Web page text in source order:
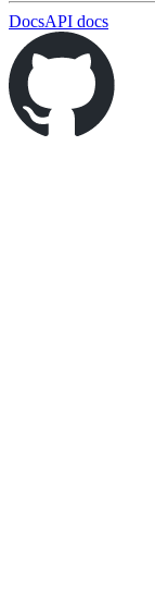
DocsAPI docs